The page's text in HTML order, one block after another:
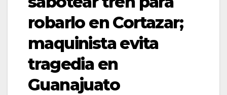
robarlo en Cortazar;
maquinista evita
tragedia en
Guanajuato